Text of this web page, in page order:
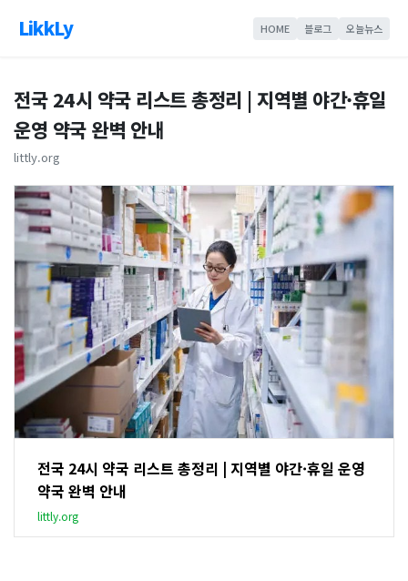
LikkLy HOME 블로그 오늘뉴스
전국 24시 약국 리스트 총정리 | 지역별 야간·휴일
운영 약국 완벽 안내
littly.org
전국 24시 약국 리스트 총정리 | 지역별 야간·휴일 운영
약국 완벽 안내
littly.org